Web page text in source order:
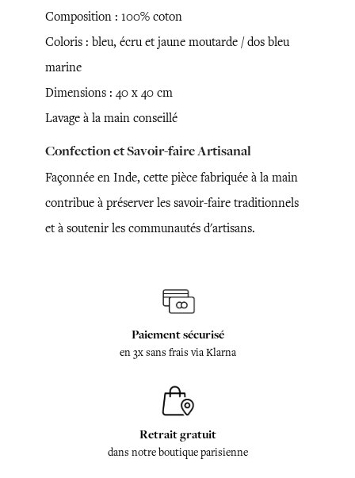
Composition : 100% coton
Coloris : bleu, écru et jaune moutarde / dos bleu
marine
Dimensions : 40 x 40 cm
Lavage à la main conseillé
Confection et Savoir-faire Artisanal
Façonnée en Inde, cette pièce fabriquée à la main
contribue à préserver les savoir-faire traditionnels
et à soutenir les communautés d'artisans.
Paiement sécurisé
en 3x sans frais via Klarna
Retrait gratuit
dans notre boutique parisienne